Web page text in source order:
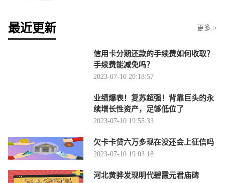
最近更新 更多 >
信用卡分期还款的手续费如何收取？
手续费能减免吗？
2023-07-10 20:18:57
业绩爆表！复苏超强！背靠巨头的永
续增长性资产，足够低位了
2023-07-10 19:55:33
欠卡卡贷六万多现在没还会上征信吗
2023-07-10 19:03:18
河北黄骅发现明代碧霞元君庙碑